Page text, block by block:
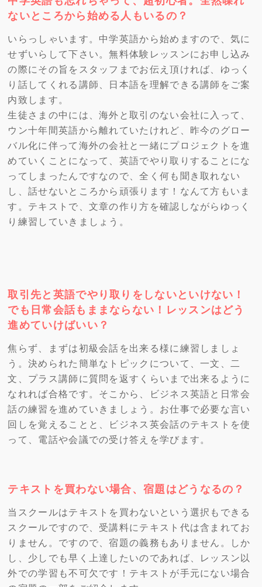
ないところから始める人もいるの？
いらっしゃいます。中学英語から始めますので、気に
せずいらして下さい。無料体験レッスンにお申し込み
の際にその旨をスタッフまでお伝え頂ければ、ゆっく
り話してくれる講師、日本語を理解できる講師をご案
内致します。
生徒さまの中には、海外と取引のない会社に入って、
ウン十年間英語から離れていたけれど、昨今のグロー
バル化に伴って海外の会社と一緒にプロジェクトを進
めていくことになって、英語でやり取りすることにな
ってしまったんですなので、全く何も聞き取れない
し、話せないところから頑張ります！なんて方もいま
す。テキストで、文章の作り方を確認しながらゆっく
り練習していきましょう。
取引先と英語でやり取りをしないといけない！
でも日常会話もままならない！レッスンはどう
進めていけばいい？
焦らず、まずは初級会話を出来る様に練習しましょ
う。決められた簡単なトピックについて、一文、二
文、プラス講師に質問を返すくらいまで出来るように
なれれば合格です。そこから、ビジネス英語と日常会
話の練習を進めていきましょう。お仕事で必要な言い
回しを覚えることと、ビジネス英会話のテキストを使
って、電話や会議での受け答えを学びます。
テキストを買わない場合、宿題はどうなるの？
当スクールはテキストを買わないという選択もできる
スクールですので、受講料にテキスト代は含まれてお
りません。ですので、宿題の義務もありません。しか
し、少しでも早く上達したいのであれば、レッスン以
外での学習も不可欠です！テキストが手元にない場合